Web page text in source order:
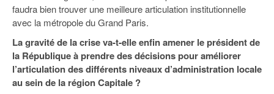
faudra bien trouver une meilleure articulation institutionnelle
avec la métropole du Grand Paris.
La gravité de la crise va-t-elle enfin amener le président de
la République à prendre des décisions pour améliorer
l’articulation des différents niveaux d’administration locale
au sein de la région Capitale ?